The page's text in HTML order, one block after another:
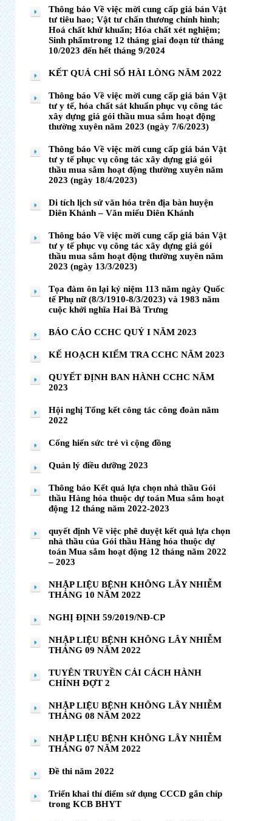
Thông báo Về việc mời cung cấp giá bán Vật
tư tiêu hao; Vật tư chấn thương chỉnh hình;
Hoá chất khử khuẩn; Hóa chất xét nghiệm;
Sinh phẩmtrong 12 tháng giai đoạn từ tháng
10/2023 đến hết tháng 9/2024
KẾT QUẢ CHỈ SỐ HÀI LÒNG NĂM 2022
Thông báo Về việc mời cung cấp giá bán Vật
tư y tế, hóa chất sát khuẩn phục vụ công tác
xây dựng giá gói thầu mua sắm hoạt động
thường xuyên năm 2023 (ngày 7/6/2023)
Thông báo Về việc mời cung cấp giá bán Vật
tư y tế phục vụ công tác xây dựng giá gói
thầu mua sắm hoạt động thường xuyên năm
2023 (ngày 18/4/2023)
Di tích lịch sử văn hóa trên địa bàn huyện
Diên Khánh – Văn miếu Diên Khánh
Thông báo Về việc mời cung cấp giá bán Vật
tư y tế phục vụ công tác xây dựng giá gói
thầu mua sắm hoạt động thường xuyên năm
2023 (ngày 13/3/2023)
Tọa đàm ôn lại kỷ niệm 113 năm ngày Quốc
tế Phụ nữ (8/3/1910-8/3/2023) và 1983 năm
cuộc khởi nghĩa Hai Bà Trưng
BÁO CÁO CCHC QUÝ I NĂM 2023
KẾ HOẠCH KIỂM TRA CCHC NĂM 2023
QUYẾT ĐỊNH BAN HÀNH CCHC NĂM
2023
Hội nghị Tổng kết công tác công đoàn năm
2022
Cống hiến sức trẻ vì cộng đồng
Quản lý điều dưỡng 2023
Thông báo Kết quả lựa chọn nhà thầu Gói
thầu Hàng hóa thuộc dự toán Mua sắm hoạt
động 12 tháng năm 2022-2023
quyết định Về việc phê duyệt kết quả lựa chọn
nhà thầu của Gói thầu Hàng hóa thuộc dự
toán Mua sắm hoạt động 12 tháng năm 2022
– 2023
NHẬP LIỆU BỆNH KHÔNG LÂY NHIỄM
THÁNG 10 NĂM 2022
NGHỊ ĐỊNH 59/2019/NĐ-CP
NHẬP LIỆU BỆNH KHÔNG LÂY NHIỄM
THÁNG 09 NĂM 2022
TUYÊN TRUYỀN CẢI CÁCH HÀNH
CHÍNH ĐỢT 2
NHẬP LIỆU BỆNH KHÔNG LÂY NHIỄM
THÁNG 08 NĂM 2022
NHẬP LIỆU BỆNH KHÔNG LÂY NHIỄM
THÁNG 07 NĂM 2022
Đề thi năm 2022
Triển khai thí điểm sử dụng CCCD gắn chíp
trong KCB BHYT